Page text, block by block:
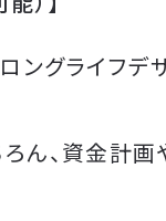
ングライフ
ん、資金計